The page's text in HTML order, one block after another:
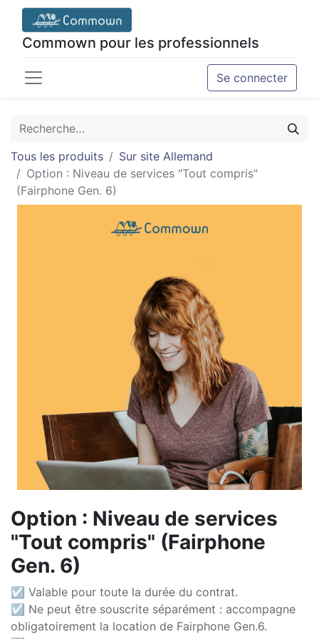
Commown pour les professionnels
Se connecter
Tous les produits
Sur site Allemand
Option : Niveau de services "Tout compris"
(Fairphone Gen. 6)
Option : Niveau de services
"Tout compris" (Fairphone
Gen. 6)
☑ Valable pour toute la durée du contrat.
☑ Ne peut être souscrite séparément : accompagne
obligatoirement la location de Fairphone Gen.6.